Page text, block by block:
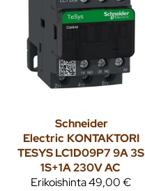
Schneider
Electric KONTAKTORI
TESYS LC1D09P7 9A 3S
1S+1A 230V AC
Erikoishinta49,00 €